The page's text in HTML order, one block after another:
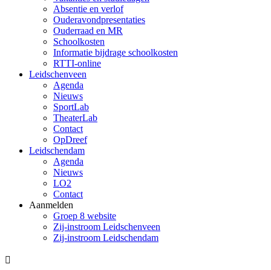
Absentie en verlof
Ouderavondpresentaties
Ouderraad en MR
Schoolkosten
Informatie bijdrage schoolkosten
RTTI-online
Leidschenveen
Agenda
Nieuws
SportLab
TheaterLab
Contact
OpDreef
Leidschendam
Agenda
Nieuws
LO2
Contact
Aanmelden
Groep 8 website
Zij-instroom Leidschenveen
Zij-instroom Leidschendam
